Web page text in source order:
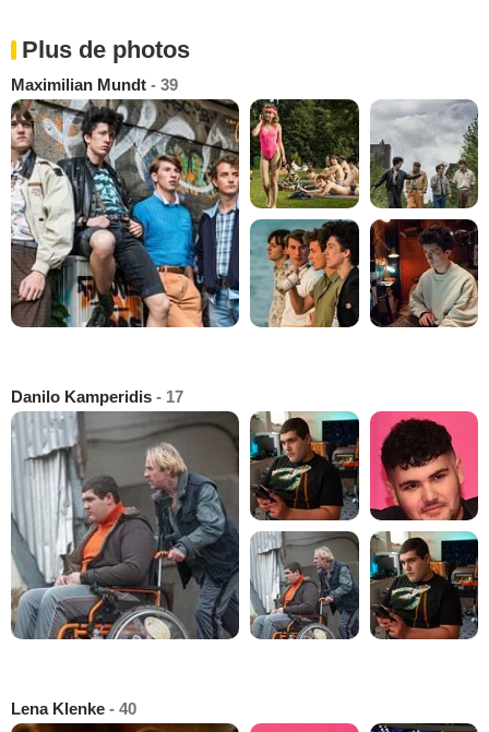
Plus de photos
Maximilian Mundt - 39
Danilo Kamperidis - 17
Lena Klenke - 40